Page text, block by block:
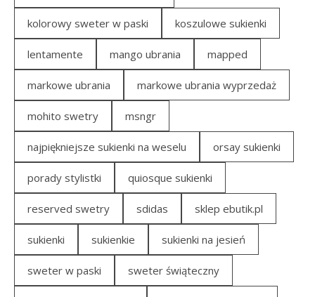
kolorowy sweter w paski koszulowe sukienki
lentamente mango ubrania mapped
markowe ubrania markowe ubrania wyprzedaż
mohito swetry msngr
najpiękniejsze sukienki na weselu orsay sukienki
porady stylistki quiosque sukienki
reserved swetry sdidas sklep ebutik.pl
sukienki sukienkie sukienki na jesień
sweter w paski sweter świąteczny